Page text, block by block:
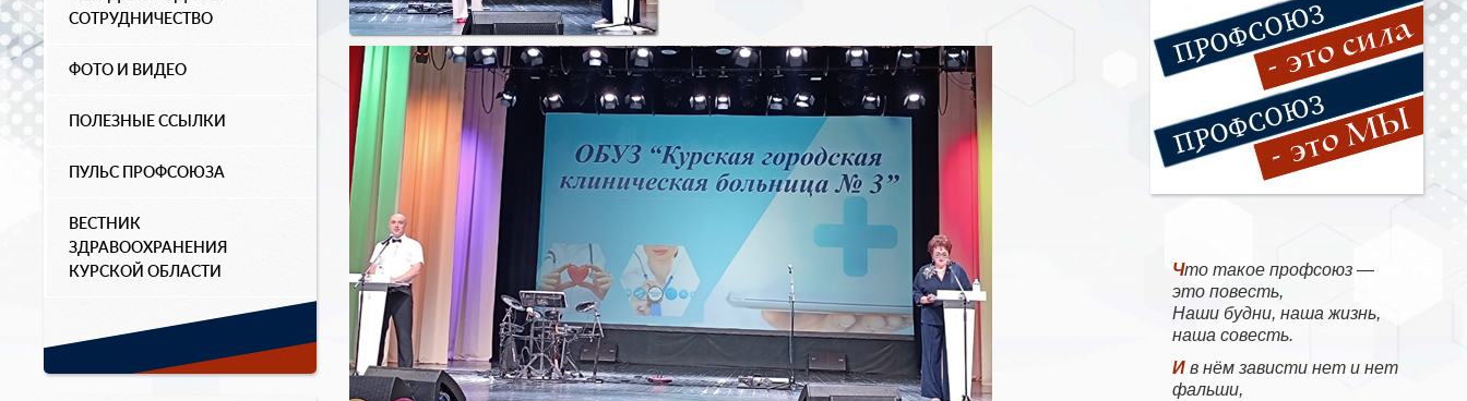
СОТРУДНИЧЕСТВО
ФОТО И ВИДЕО
ПОЛЕЗНЫЕ ССЫЛКИ
ПУЛЬС ПРОФСОЮЗА
ВЕСТНИК
ЗДРАВООХРАНЕНИЯ
КУРСКОЙ ОБЛАСТИ
Что такое профсоюз —
это повесть,
Наши будни, наша жизнь,
наша совесть.
И в нём зависти нет и нет
фальши,